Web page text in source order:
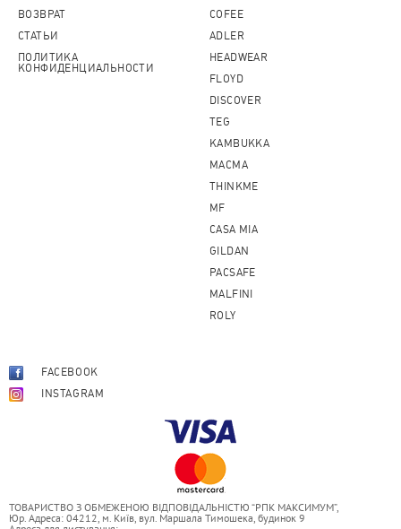
ВОЗВРАТ
СТАТЬИ
ПОЛИТИКА
КОНФИДЕНЦИАЛЬНОСТИ
COFEE
ADLER
HEADWEAR
FLOYD
DISCOVER
TEG
KAMBUKKA
MACMA
THINKME
MF
CASA MIA
GILDAN
PACSAFE
MALFINI
ROLY
FACEBOOK
INSTAGRAM
ТОВАРИСТВО З ОБМЕЖЕНОЮ ВІДПОВІДАЛЬНІСТЮ “РПК МАКСИМУМ”,
Юр. Адреса: 04212, м. Київ, вул. Маршала Тимошека, будинок 9